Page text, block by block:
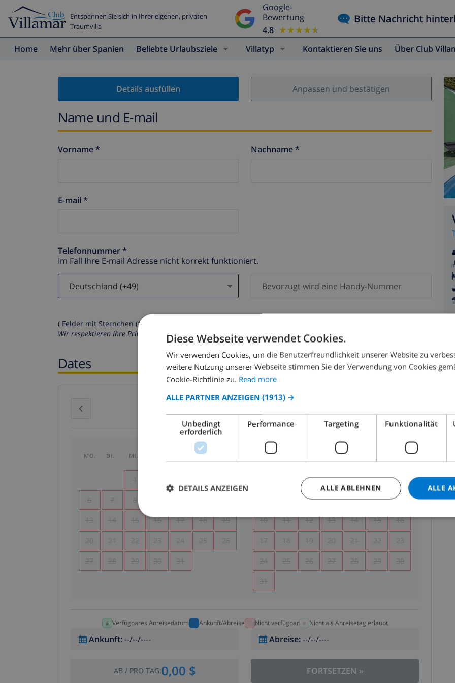
Entspannen Sie sich in Ihrer eigenen, privaten
Traumvilla
Google-
Bewertung
4.8 ★★★★★
★★★★★
Bitte Nachricht
Home Mehr über Spanien Beliebte Urlaubsziele Villatyp Kontaktieren Sie uns Über Club
Details ausfüllen Anpassen und bestätigen
Name und E-mail
Vorname * Nachname *
E-mail *
Telefonnummer *
Im Fall Ihre E-mail Adresse nicht korrekt funktioniert.
( Felder mit Sternchen (*) müssen ausgefüllt werden )
Wir respektieren Ihre Privatsphäre. Ihre persönlichen Daten werden zu keiner Zeit an Dritte weitergegeben.
Dates
MO. DI. MI. SA.
1
6 7 8
13 14 15 16 17 18 19
20 21 22 23 24 25 26
27 28 29 30 31
MO. DO.
1 2
5 6 7 8
10 11 12 13 14 15 16
17 18 19 20 21 22 23
24 25 26 27 28 29 30
31
Verfügbares Anreisedatum Ankunft/Abreise Nicht verfügbar Nicht als Anreisetag erlaubt
Ankunft:--/--/---- Abreise:--/--/----
AB / PRO TAG:0,00 $ FORTSETZEN »
Diese Webseite verwendet Cookies.
Wir verwenden Cookies, um die Benutzerfreundlichkeit unserer Website zu
weitere Nutzung unserer Webseite stimmen Sie der Verwendung von Cookies
Cookie-Richtlinie zu. Read more
ALLE PARTNER ANZEIGEN (1913) →
Unbedingt
erforderlich
Performance Targeting Funktionalität
ALLE
ALLE ABLEHNEN
DETAILS ANZEIGEN